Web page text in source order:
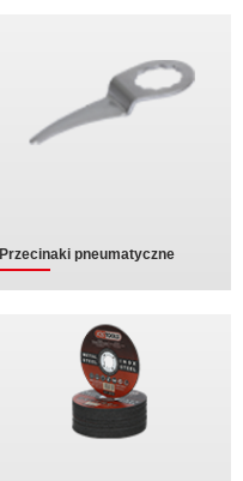
Przecinaki pneumatyczne